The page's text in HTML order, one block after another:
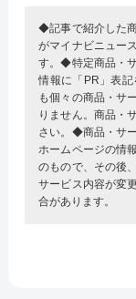
◆記事で紹介した
がマイナビニュー
す。◆特定商品・
情報に「PR」表
も個々の商品・サ
りません。商品・
さい。◆商品・サ
ホームページの情
のもので、その後
サービス内容が変
合があります。